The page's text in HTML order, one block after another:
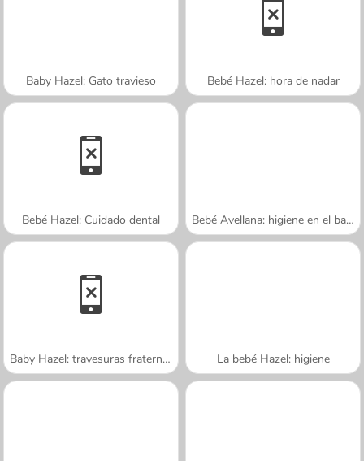
Baby Hazel: Gato travieso Bebé Hazel: hora de nadar
Bebé Hazel: Cuidado dental Bebé Avellana: higiene en el baño
Baby Hazel: travesuras fraternales La bebé Hazel: higiene